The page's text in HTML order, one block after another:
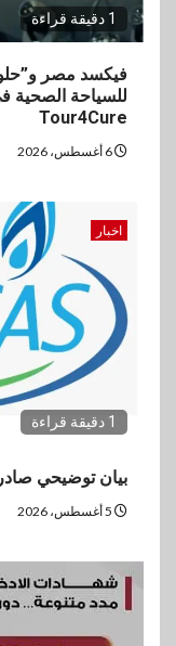
1 دقيقة قراءة
فيكسد مصر
للسياحة الصحية
Tour4Cure
اخبار
1 دقيقة قراءة
بيان توضيحي